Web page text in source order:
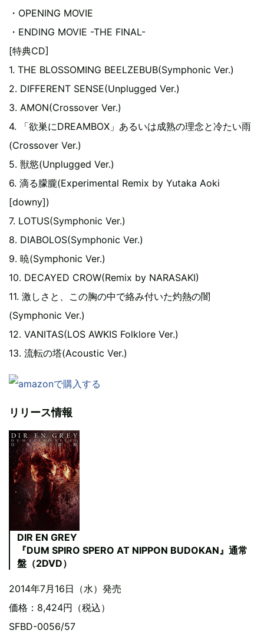
・OPENING MOVIE
・ENDING MOVIE -THE FINAL-
[特典CD]
1. THE BLOSSOMING BEELZEBUB(Symphonic Ver.)
2. DIFFERENT SENSE(Unplugged Ver.)
3. AMON(Crossover Ver.)
4. 「欲巣にDREAMBOX」あるいは成熟の理念と冷たい雨
(Crossover Ver.)
5. 獣慾(Unplugged Ver.)
6. 滴る朦朧(Experimental Remix by Yutaka Aoki
[downy])
7. LOTUS(Symphonic Ver.)
8. DIABOLOS(Symphonic Ver.)
9. 暁(Symphonic Ver.)
10. DECAYED CROW(Remix by NARASAKI)
11. 激しさと、この胸の中で絡み付いた灼熱の闇
(Symphonic Ver.)
12. VANITAS(LOS AWKIS Folklore Ver.)
13. 流転の塔(Acoustic Ver.)
リリース情報
DIR EN GREY
『DUM SPIRO SPERO AT NIPPON BUDOKAN』通常
盤（2DVD）
2014年7月16日（水）発売
価格：8,424円（税込）
SFBD-0056/57